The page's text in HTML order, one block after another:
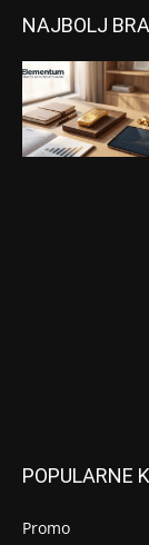
NAJBOLJ
POPULARNE
Promo